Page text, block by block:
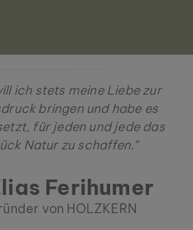
ich stets meine Liebe zur
bringen und habe es
für jeden und jede das
Natur zu schaffen.“
Ferihumer
von HOLZKERN